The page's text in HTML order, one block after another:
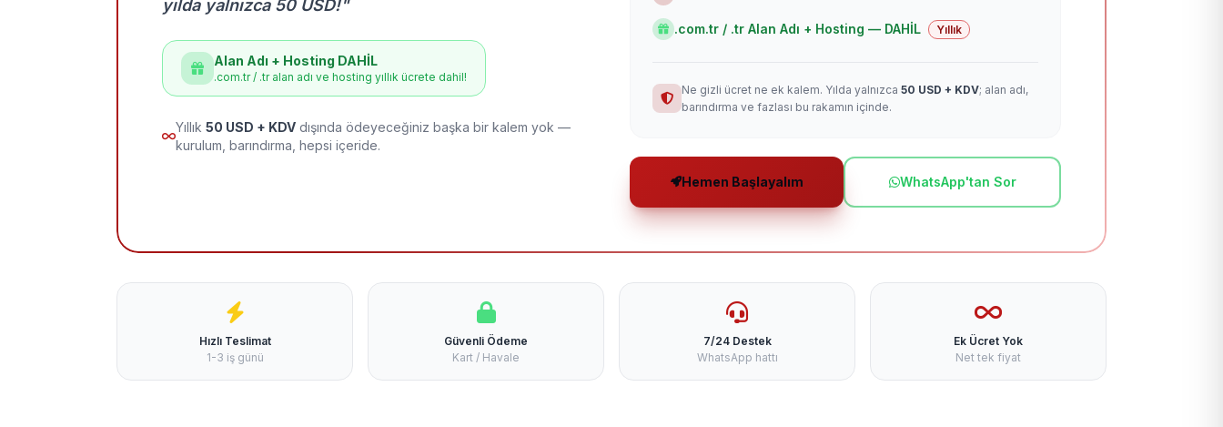
yılda yalnızca 50 USD!"
Alan Adı + Hosting DAHİL
.com.tr / .tr alan adı ve hosting yıllık ücrete dahil!
Yıllık 50 USD + KDV dışında ödeyeceğiniz başka bir kalem yok —
kurulum, barındırma, hepsi içeride.
.com.tr / .tr Alan Adı + Hosting — DAHİL Yıllık
Ne gizli ücret ne ek kalem. Yılda yalnızca 50 USD + KDV; alan adı,
barındırma ve fazlası bu rakamın içinde.
Hemen Başlayalım WhatsApp'tan Sor
Hızlı Teslimat
1-3 iş günü
Güvenli Ödeme
Kart / Havale
7/24 Destek
WhatsApp hattı
Ek Ücret Yok
Net tek fiyat